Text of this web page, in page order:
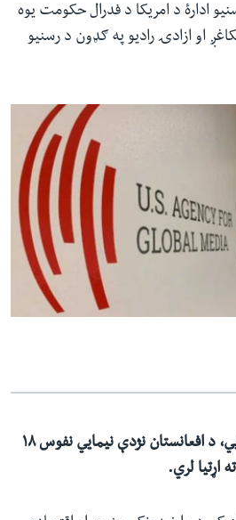
ادارۀ د امریکا د فدرال حکومت یوه
او ازادۍ رادیو په ګډون د رسنیو
د ملګرو ملتونو سرمنشي وايي، د افعانستان نژدې نیمايي نفوس ۱۸
اړتیا لري.